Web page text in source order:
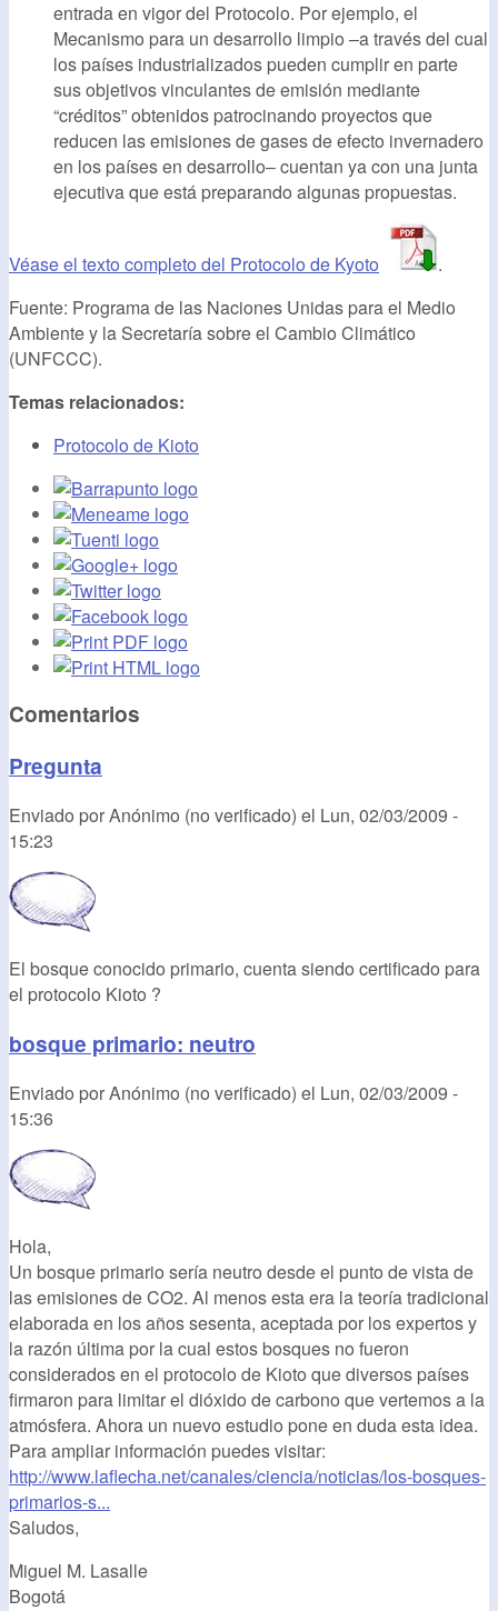
entrada en vigor del Protocolo. Por ejemplo, el
Mecanismo para un desarrollo limpio –a través del cual
los países industrializados pueden cumplir en parte
sus objetivos vinculantes de emisión mediante
“créditos” obtenidos patrocinando proyectos que
reducen las emisiones de gases de efecto invernadero
en los países en desarrollo– cuentan ya con una junta
ejecutiva que está preparando algunas propuestas.
Véase el texto completo del Protocolo de Kyoto
.
Fuente: Programa de las Naciones Unidas para el Medio
Ambiente y la Secretaría sobre el Cambio Climático
(UNFCCC).
Temas relacionados:
Protocolo de Kioto
Comentarios
Pregunta
Enviado porAnónimo (no verificado) el Lun, 02/03/2009 -
15:23
El bosque conocido primario, cuenta siendo certificado para
el protocolo Kioto ?
bosque primario: neutro
Enviado porAnónimo (no verificado) el Lun, 02/03/2009 -
15:36
Hola,
Un bosque primario sería neutro desde el punto de vista de
las emisiones de CO2. Al menos esta era la teoría tradicional
elaborada en los años sesenta, aceptada por los expertos y
la razón última por la cual estos bosques no fueron
considerados en el protocolo de Kioto que diversos países
firmaron para limitar el dióxido de carbono que vertemos a la
atmósfera. Ahora un nuevo estudio pone en duda esta idea.
Para ampliar información puedes visitar:
http://www.laflecha.net/canales/ciencia/noticias/los-bosques-
primarios-s...
Saludos,
Miguel M. Lasalle
Bogotá